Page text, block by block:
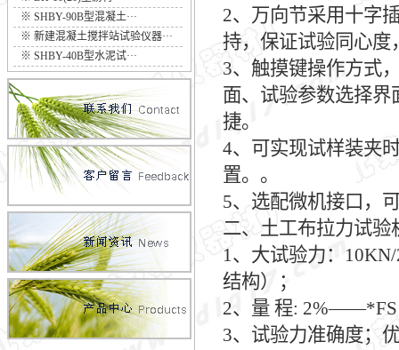
※ SHBY-90B型混凝土···
※ 新建混凝土搅拌站试验仪器···
※ SHBY-40B型水泥试···
2、万向节采用十字
持，保证试验同心度
3、触摸键操作方式
面、试验参数选择
捷。
4、可实现试样装夹
置。。
5、选配微机接口，
二、土工布拉力试验
1、大试验力：
结构）；
2、量 程:
3、试验力准确度；